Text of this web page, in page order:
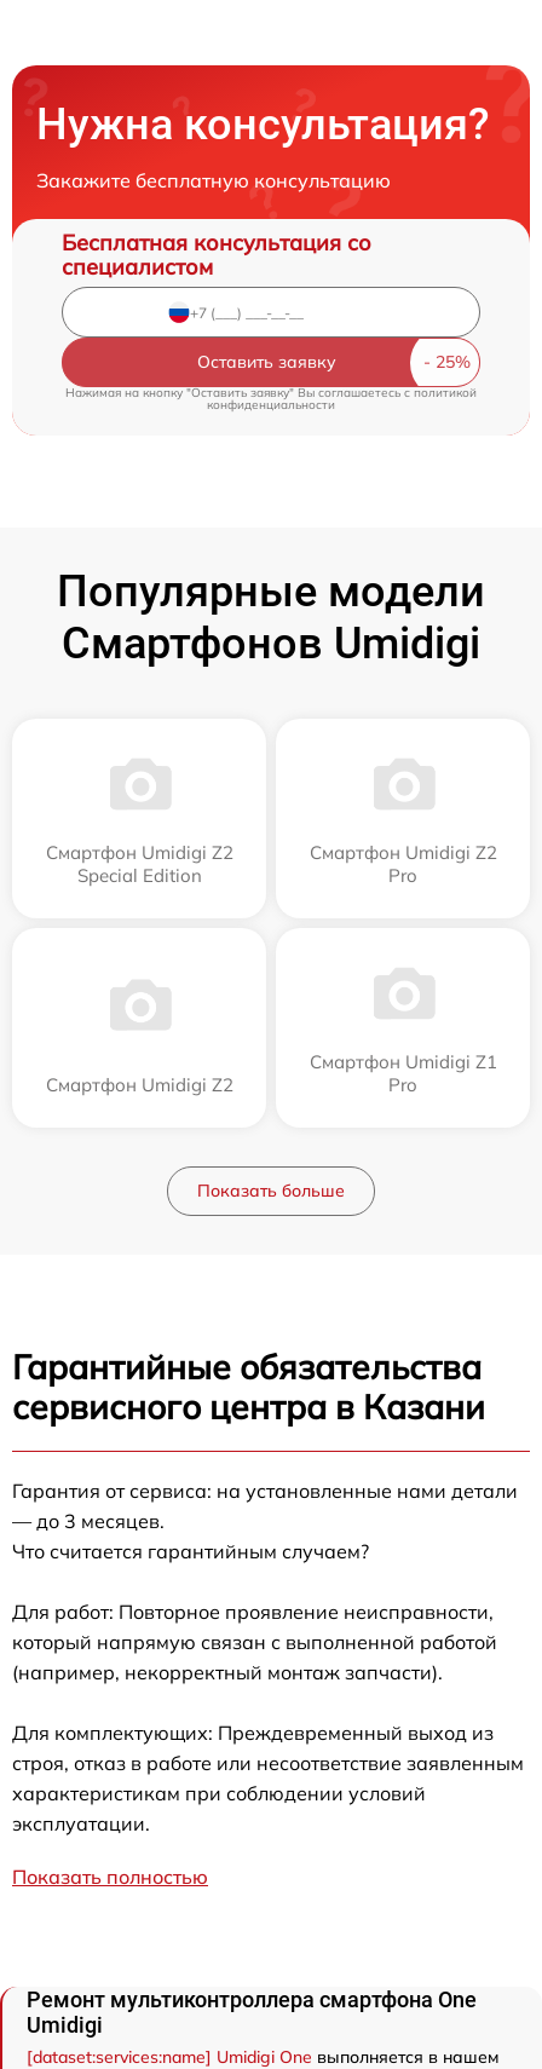
Нужна консультация?
Закажите бесплатную консультацию
Бесплатная консультация со
специалистом
Оставить заявку
Нажимая на кнопку "Оставить заявку" Вы соглашаетесь c политикой
конфиденциальности
Популярные модели
Смартфонов Umidigi
Смартфон Umidigi Z2
Special Edition
Смартфон Umidigi Z2
Pro
Смартфон Umidigi Z2
Смартфон Umidigi Z1
Pro
Показать больше
Гарантийные обязательства
сервисного центра в Казани
Гарантия от сервиса: на установленные нами детали
— до 3 месяцев.
Что считается гарантийным случаем?
Для работ: Повторное проявление неисправности,
который напрямую связан с выполненной работой
(например, некорректный монтаж запчасти).
Для комплектующих: Преждевременный выход из
строя, отказ в работе или несоответствие заявленным
характеристикам при соблюдении условий
эксплуатации.
Показать полностью
Ремонт мультиконтроллера смартфона One
Umidigi
[dataset:services:name] Umidigi One выполняется в нашем